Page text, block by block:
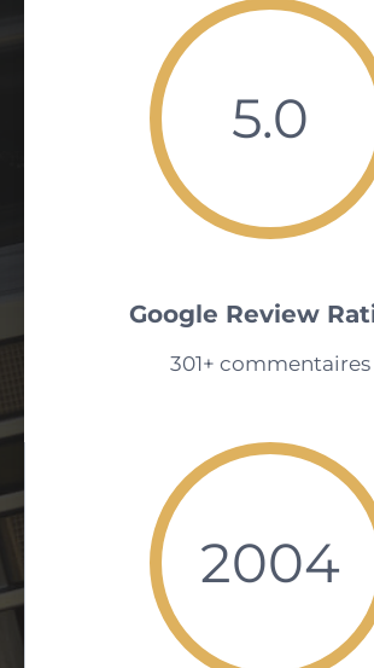
5.0
Google Review
301+ commentaires
2004